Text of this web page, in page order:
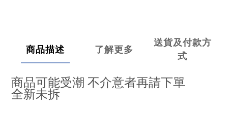
商品描述 了解更多
送貨及付款方
式
商品可能受潮 不介意者再請下單
全新未拆